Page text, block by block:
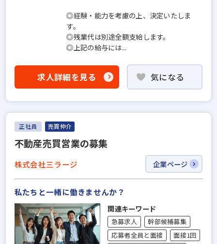
◎経験・能力を考慮の上、決定いたしま
す。
◎残業代は別途全額支給します。
◎上記の給与には...
求人詳細を見る 気になる
正社員 売買仲介
不動産売買営業の募集
株式会社三ラージ 企業ページ
私たちと一緒に働きませんか？
関連キーワード
急募求人
幹部候補募集
応募者全員と面接
面接1回